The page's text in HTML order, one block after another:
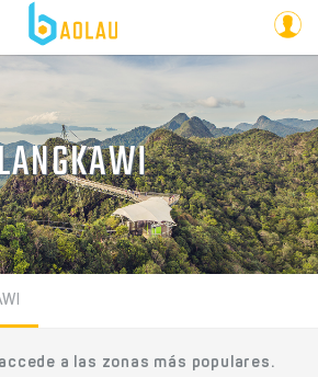
a las zonas más populares.